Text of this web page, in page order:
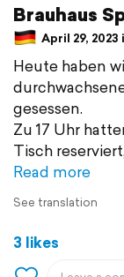
Brauhaus
April 29, 2023
Heute haben
gesessen.
Zu 17 Uhr
Tisch
Read more
See translation
3 likes